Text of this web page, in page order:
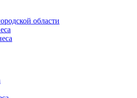
области